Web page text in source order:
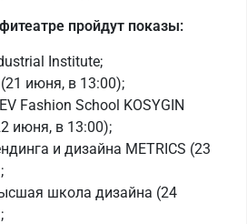
пройдут показы:
Institute;
июня, в 13:00);
Fashion School KOSYGIN
июня, в 13:00);
и дизайна METRICS (23
школа дизайна (24